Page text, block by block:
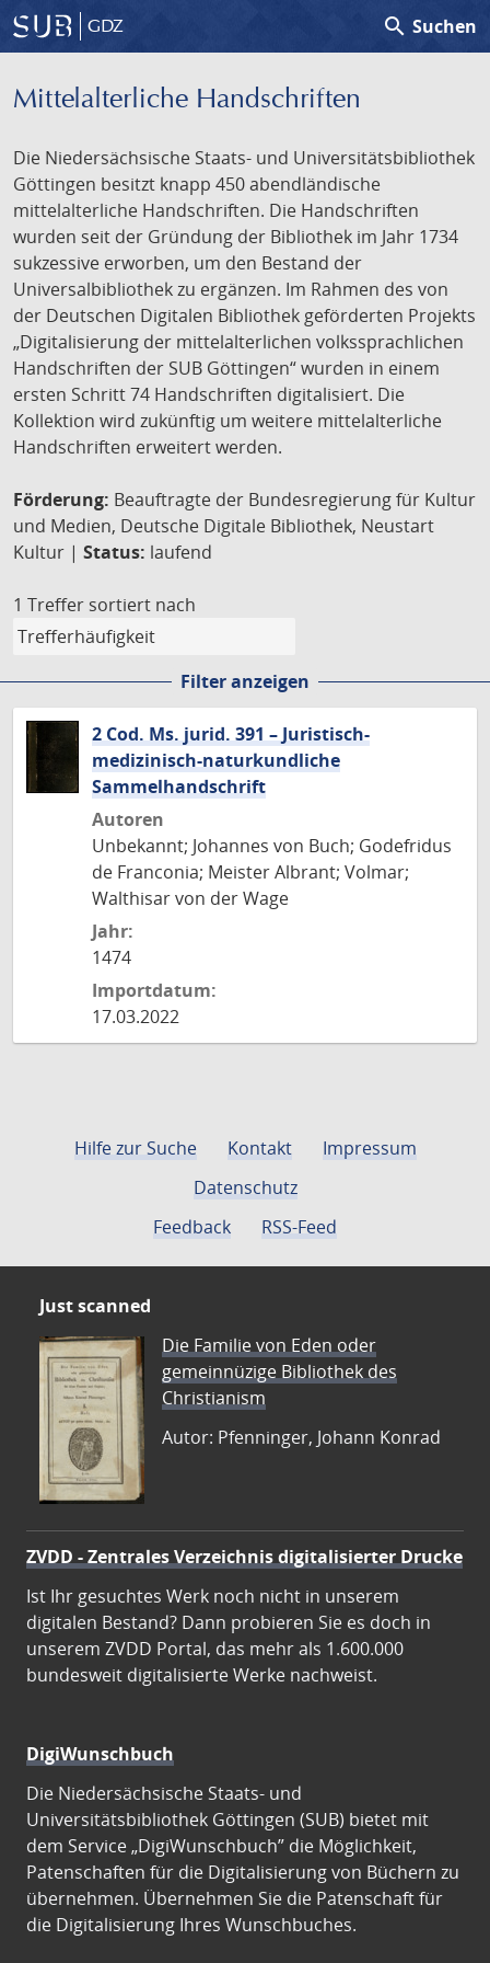
GDZ search Suchen
Mittelalterliche Handschriften
Die Niedersächsische Staats- und Universitätsbibliothek
Göttingen besitzt knapp 450 abendländische
mittelalterliche Handschriften. Die Handschriften
wurden seit der Gründung der Bibliothek im Jahr 1734
sukzessive erworben, um den Bestand der
Universalbibliothek zu ergänzen. Im Rahmen des von
der Deutschen Digitalen Bibliothek geförderten Projekts
„Digitalisierung der mittelalterlichen volkssprachlichen
Handschriften der SUB Göttingen“ wurden in einem
ersten Schritt 74 Handschriften digitalisiert. Die
Kollektion wird zukünftig um weitere mittelalterliche
Handschriften erweitert werden.
Förderung: Beauftragte der Bundesregierung für Kultur
und Medien, Deutsche Digitale Bibliothek, Neustart
Kultur | Status: laufend
1 Treffer sortiert nach
Filter anzeigen
2 Cod. Ms. jurid. 391 – Juristisch-
medizinisch-naturkundliche
Sammelhandschrift
Autoren
Unbekannt; Johannes von Buch; Godefridus
de Franconia; Meister Albrant; Volmar;
Walthisar von der Wage
Jahr:
1474
Importdatum:
17.03.2022
Hilfe zur Suche Kontakt
Impressum
Datenschutz
Feedback
RSS-Feed
Just scanned
Die Familie von Eden oder
gemeinnüzige Bibliothek des
Christianism
Autor: Pfenninger, Johann Konrad
ZVDD - Zentrales Verzeichnis digitalisierter Drucke
Ist Ihr gesuchtes Werk noch nicht in unserem
digitalen Bestand? Dann probieren Sie es doch in
unserem ZVDD Portal, das mehr als 1.600.000
bundesweit digitalisierte Werke nachweist.
DigiWunschbuch
Die Niedersächsische Staats- und
Universitätsbibliothek Göttingen (SUB) bietet mit
dem Service „DigiWunschbuch” die Möglichkeit,
Patenschaften für die Digitalisierung von Büchern zu
übernehmen. Übernehmen Sie die Patenschaft für
die Digitalisierung Ihres Wunschbuches.